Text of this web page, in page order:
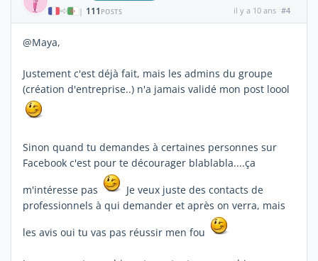
| 111 POSTS il y a 10 ans #4
@Maya,
Justement c'est déjà fait, mais les admins du groupe
(création d'entreprise..) n'a jamais validé mon post loool
Sinon quand tu demandes à certaines personnes sur
Facebook c'est pour te décourager blablabla....ça
m'intéresse pas
Je veux juste des contacts de
professionnels à qui demander et après on verra, mais
les avis oui tu vas pas réussir men fou